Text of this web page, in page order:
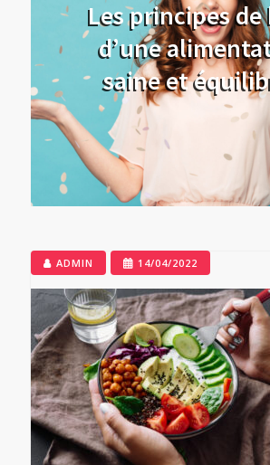
Les principes de
d’une
saine et
ADMIN 14/04/2022